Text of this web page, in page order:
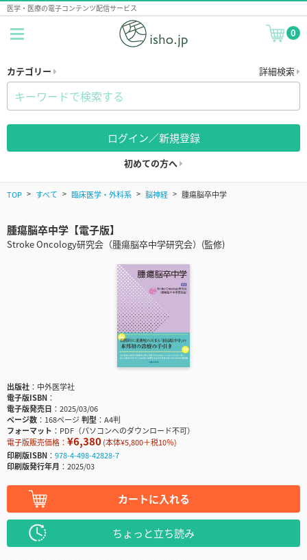
医学・医療の電子コンテンツ配信サービス
0
カテゴリー 詳細検索
ログイン／新規登録
初めての方へ
TOP すべて 臨床医学・外科系 脳神経 腫瘍脳卒中学
腫瘍脳卒中学【電子版】
Stroke Oncology研究会（腫瘍脳卒中学研究会）(監修)
出版社
中外医学社
電子版ISBN
電子版発売日
2025/03/06
ページ数
168ページ判型
A4判
フォーマット
PDF（パソコンへのダウンロード不可）
電子版販売価格： ¥6,380(本体¥5,800＋税10％)
印刷版ISBN
978-4-498-42828-7
印刷版発行年月
2025/03
カートに入れる
ちょっと立ち読み